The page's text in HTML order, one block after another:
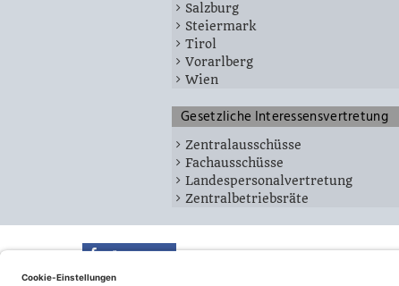
Salzburg
Steiermark
Tirol
Vorarlberg
Wien
Gesetzliche Interessensvertretung
Zentralausschüsse
Fachausschüsse
Landespersonalvertretung
Zentralbetriebsräte
teilen